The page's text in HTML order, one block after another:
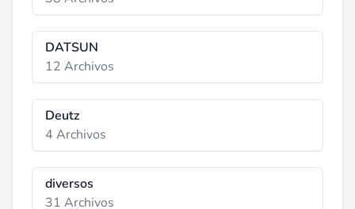
DATSUN
12 Archivos
Deutz
4 Archivos
diversos
31 Archivos